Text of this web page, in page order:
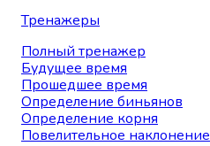
Тренажеры
Полный тренажер
Будущее время
Прошедшее время
Определение биньянов
Определение корня
Повелительное наклонение